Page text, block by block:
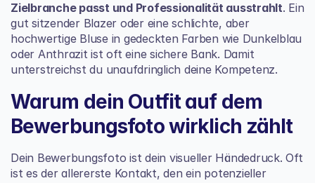
Zielbranche passt und Professionalität ausstrahlt. Ein
gut sitzender Blazer oder eine schlichte, aber
hochwertige Bluse in gedeckten Farben wie Dunkelblau
oder Anthrazit ist oft eine sichere Bank. Damit
unterstreichst du unaufdringlich deine Kompetenz.
Warum dein Outfit auf dem
Bewerbungsfoto wirklich zählt
Dein Bewerbungsfoto ist dein visueller Händedruck. Oft
ist es der allererste Kontakt, den ein potenzieller